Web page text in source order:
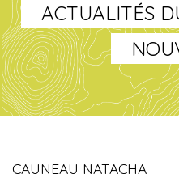
ACTUALITÉS
CAUNEAU NATACHA